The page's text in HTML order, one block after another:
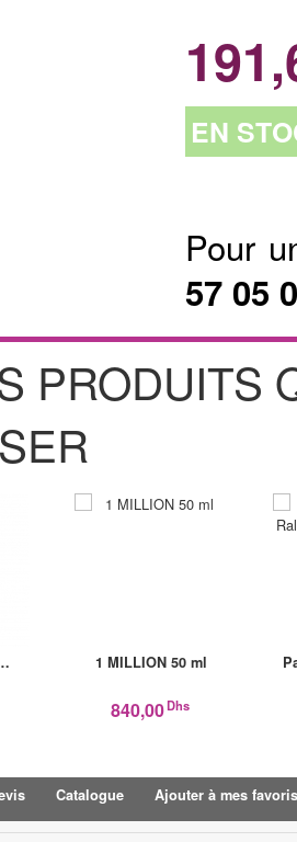
EN
Pour
57 05
PRODUITS
1 MILLION 50 ml
840,00Dhs
Catalogue Ajouter à mes favoris